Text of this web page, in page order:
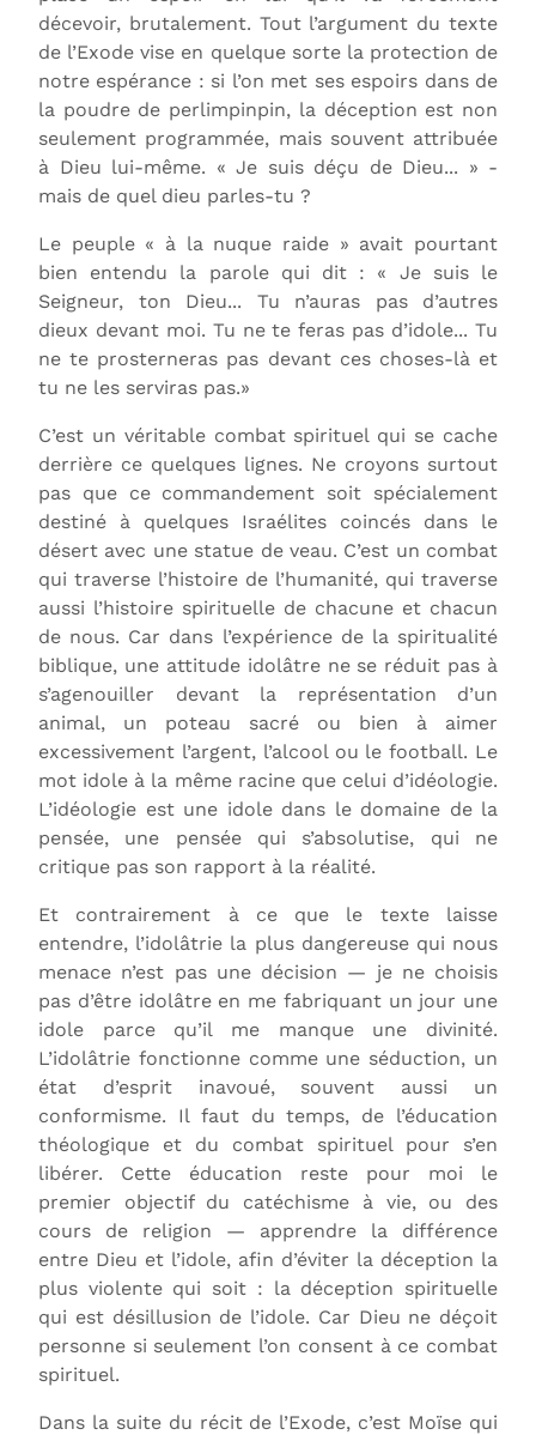
décevoir, brutalement. Tout l’argument du texte
de l’Exode vise en quelque sorte la protection de
notre espérance : si l’on met ses espoirs dans de
la poudre de perlimpinpin, la déception est non
seulement programmée, mais souvent attribuée
à Dieu lui-même. « Je suis déçu de Dieu... » -
mais de quel dieu parles-tu ?
Le peuple « à la nuque raide » avait pourtant
bien entendu la parole qui dit : « Je suis le
Seigneur, ton Dieu... Tu n’auras pas d’autres
dieux devant moi. Tu ne te feras pas d’idole... Tu
ne te prosterneras pas devant ces choses-là et
tu ne les serviras pas.»
C’est un véritable combat spirituel qui se cache
derrière ce quelques lignes. Ne croyons surtout
pas que ce commandement soit spécialement
destiné à quelques Israélites coincés dans le
désert avec une statue de veau. C’est un combat
qui traverse l’histoire de l’humanité, qui traverse
aussi l’histoire spirituelle de chacune et chacun
de nous. Car dans l’expérience de la spiritualité
biblique, une attitude idolâtre ne se réduit pas à
s’agenouiller devant la représentation d’un
animal, un poteau sacré ou bien à aimer
excessivement l’argent, l’alcool ou le football. Le
mot idole à la même racine que celui d’idéologie.
L’idéologie est une idole dans le domaine de la
pensée, une pensée qui s’absolutise, qui ne
critique pas son rapport à la réalité.
Et contrairement à ce que le texte laisse
entendre, l’idolâtrie la plus dangereuse qui nous
menace n’est pas une décision — je ne choisis
pas d’être idolâtre en me fabriquant un jour une
idole parce qu’il me manque une divinité.
L’idolâtrie fonctionne comme une séduction, un
état d’esprit inavoué, souvent aussi un
conformisme. Il faut du temps, de l’éducation
théologique et du combat spirituel pour s’en
libérer. Cette éducation reste pour moi le
premier objectif du catéchisme à vie, ou des
cours de religion — apprendre la différence
entre Dieu et l’idole, afin d’éviter la déception la
plus violente qui soit : la déception spirituelle
qui est désillusion de l’idole. Car Dieu ne déçoit
personne si seulement l’on consent à ce combat
spirituel.
Dans la suite du récit de l’Exode, c’est Moïse qui